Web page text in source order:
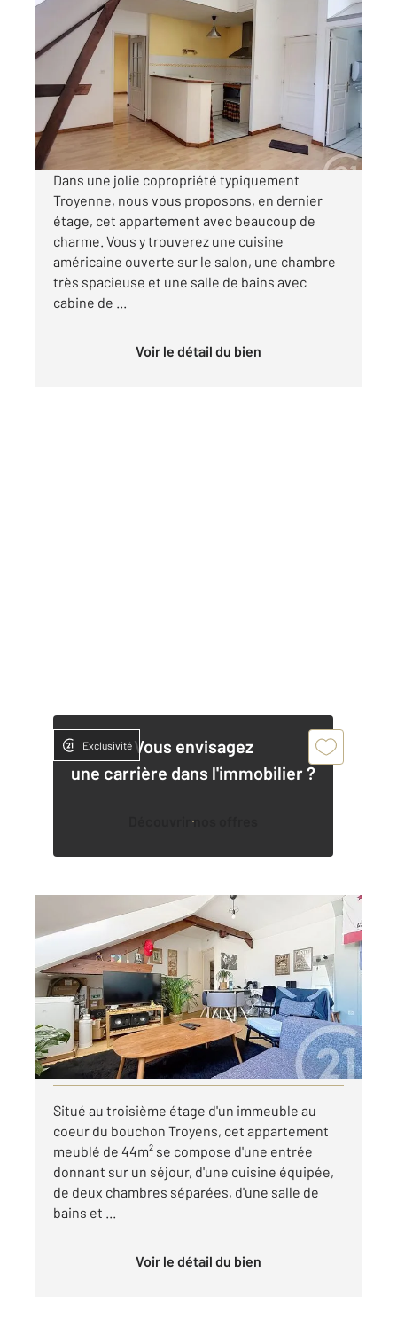
TROYES 10
45 m2, 2 pièces
Ref : 72111
Appartement F2 à louer
500 €
par mois charges comprises
Dans une jolie copropriété typiquement
Troyenne, nous vous proposons, en dernier
étage, cet appartement avec beaucoup de
charme. Vous y trouverez une cuisine
américaine ouverte sur le salon, une chambre
très spacieuse et une salle de bains avec
cabine de ...
Voir le détail du bien
Vous envisagez
une carrière dans l'immobilier ?
Découvrir nos offres
Exclusivité
TROYES 10
44 m
, 3 pièces
Ref : 71710
Appartement F3 à louer
550 €
par mois charges comprises
Visiter le site dédié
Situé au troisième étage d'un immeuble au
coeur du bouchon Troyens, cet appartement
meublé de 44m² se compose d'une entrée
donnant sur un séjour, d'une cuisine équipée,
de deux chambres séparées, d'une salle de
bains et ...
Voir le détail du bien